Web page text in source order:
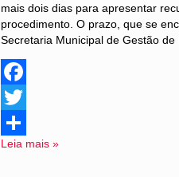
mais dois dias para apresentar
procedimento. O prazo, que se
Secretaria Municipal de Gestão de
Facebook
Twitter
Share
Leia mais »